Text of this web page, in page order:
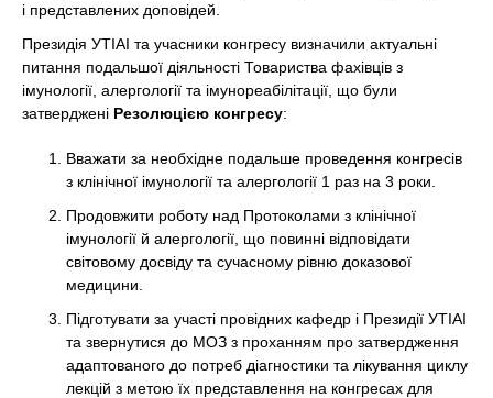
і представлених доповідей.
Президія УТІАІ та учасники конгресу визначили актуальні
питання подальшої діяльності Товариства фахівців з
імунології, алергології та імунореабілітації, що були
затверджені Резолюцією конгресу:
Вважати за необхідне подальше проведення конгресів
з клінічної імунології та алергології 1 раз на 3 роки.
Продовжити роботу над Протоколами з клінічної
імунології й алергології, що повинні відповідати
світовому досвіду та сучасному рівню доказової
медицини.
Підготувати за участі провідних кафедр і Президії УТІАІ
та звернутися до МОЗ з проханням про затвердження
адаптованого до потреб діагностики та лікування циклу
лекцій з метою їх представлення на конгресах для